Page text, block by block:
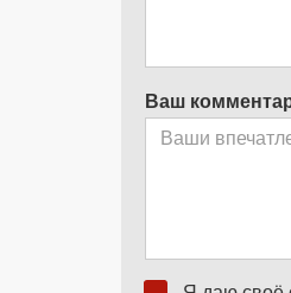
Ваш